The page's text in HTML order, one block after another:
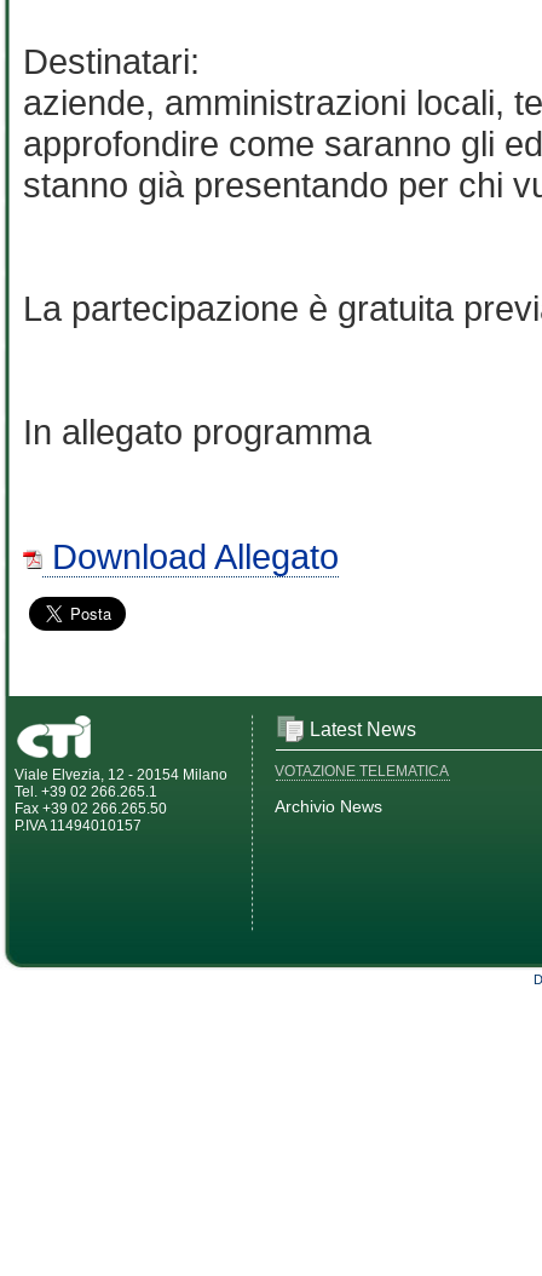
Destinatari:
aziende, amministrazioni locali,
approfondire come saranno gli
stanno già presentando per chi
La partecipazione è gratuita
In allegato programma
Download Allegato
Viale Elvezia, 12 - 20154 Milano
Tel. +39 02 266.265.1
Fax +39 02 266.265.50
P.IVA 11494010157
Latest News
VOTAZIONE TELEMATICA
Archivio News